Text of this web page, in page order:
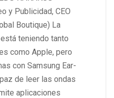
y Publicidad, CEO
Boutique) La
teniendo tanto
como Apple, pero
con Samsung Ear-
de leer las ondas
aplicaciones